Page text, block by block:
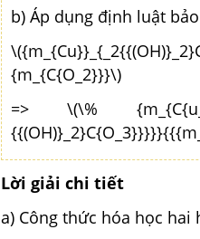
b) Áp dụng định luật
{m_{C{O_2}}}\)
=> \(\%
Lời giải chi tiết
a) Công thức hóa học hai